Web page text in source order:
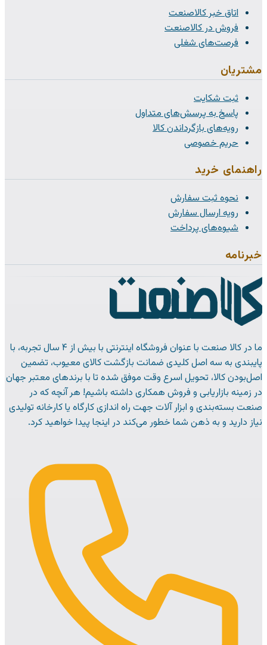
اتاق خبر کالاصنعت
فروش در کالاصنعت
فرصت‌های شغلی
مشتریان
ثبت شکایت
پاسخ به پرسش‌های متداول
رویه‌های بازگرداندن کالا
حریم خصوصی
راهنمای خرید
نحوه ثبت سفارش
رویه ارسال سفارش
شیوه‌های پرداخت
خبرنامه
ما در کالا صنعت با عنوان فروشگاه اینترنتی با بیش از ۴ سال تجربه، با
پایبندی به سه اصل کلیدی ضمانت بازگشت کالای معیوب، تضمین
اصل‌بودن کالا، تحویل اسرع وقت موفق شده تا با برندهای معتبر جهان
در زمینه بازاریابی و فروش همکاری داشته باشیم! هر آنچه که در
صنعت بسته‌بندی و ابزار آلات جهت راه اندازی کارگاه یا کارخانه تولیدی
نیاز دارید و به ذهن شما خطور می‌کند در اینجا پیدا خواهید کرد.